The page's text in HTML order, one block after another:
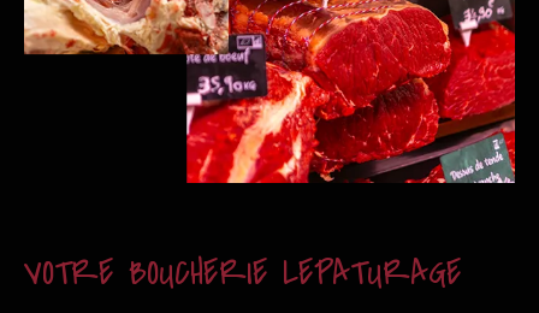
VOTRE BOUCHERIE LEPATURAGE